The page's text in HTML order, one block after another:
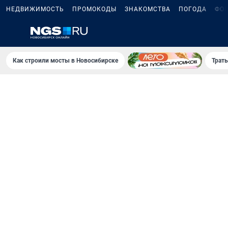
НЕДВИЖИМОСТЬ ПРОМОКОДЫ ЗНАКОМСТВА ПОГОДА
Как строили мосты в Новосибирске